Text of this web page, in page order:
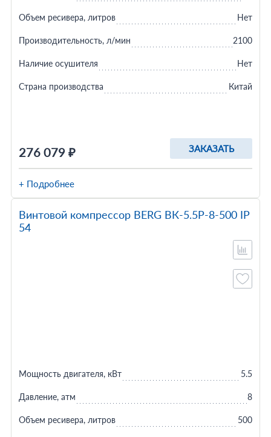
276 079 ₽ ЗАКАЗАТЬ
Объем ресивера, литров Нет
Производительность, л/мин 2100
Наличие осушителя Нет
Страна производства Китай
+ Подробнее
Винтовой компрессор BERG ВК-5.5Р-8-500 IP
54
Мощность двигателя, кВт 5.5
Давление, атм 8
Объем ресивера, литров 500